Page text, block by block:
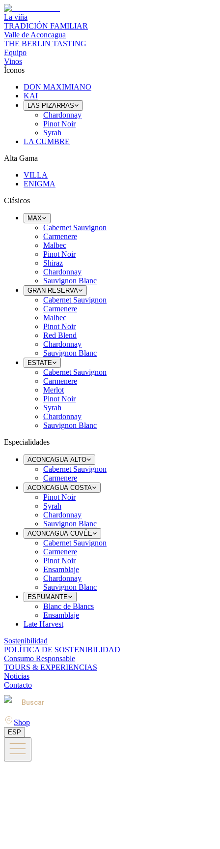
La viña
TRADICIÓN FAMILIAR
Valle de Aconcagua
THE BERLIN TASTING
Equipo
Vinos
Íconos
DON MAXIMIANO
KAI
LAS PIZARRAS
Chardonnay
Pinot Noir
Syrah
LA CUMBRE
Alta Gama
VILLA
ENIGMA
Clásicos
MAX
Cabernet Sauvignon
Carmenere
Malbec
Pinot Noir
Shiraz
Chardonnay
Sauvignon Blanc
GRAN RESERVA
Cabernet Sauvignon
Carmenere
Malbec
Pinot Noir
Red Blend
Chardonnay
Sauvignon Blanc
ESTATE
Cabernet Sauvignon
Carmenere
Merlot
Pinot Noir
Syrah
Chardonnay
Sauvignon Blanc
Especialidades
ACONCAGUA ALTO
Cabernet Sauvignon
Carmenere
ACONCAGUA COSTA
Pinot Noir
Syrah
Chardonnay
Sauvignon Blanc
ACONCAGUA CUVÉE
Cabernet Sauvignon
Carmenere
Pinot Noir
Ensamblaje
Chardonnay
Sauvignon Blanc
ESPUMANTE
Blanc de Blancs
Ensamblaje
Late Harvest
Sostenibilidad
POLÍTICA DE SOSTENIBILIDAD
Consumo Responsable
TOURS & EXPERIENCIAS
Noticias
Contacto
Buscar
Shop
ESP